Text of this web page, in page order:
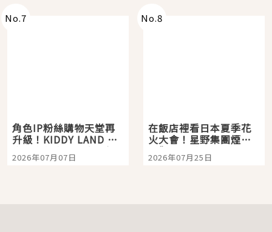
No.7
角色IP粉絲購物天堂再
升級！KIDDY LAND 原
宿店吉伊卡哇迎客，新
開幕 OMOKADO 店3分
2026年07月07日
No.8
在飯店裡看日本夏季花
火大會！星野集團煙火
景觀飯店6選，讓你不用
人擠人悠閒欣賞
2026年07月25日